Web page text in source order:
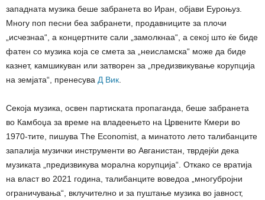
западната музика беше забранета во Иран, објави Еуроњуз.
Многу поп песни беа забранети, продавниците за плочи
„исчезнаа“, а концертните сали „замолкнаа“, а секој што ќе биде
фатен со музика која се смета за „неисламска“ може да биде
казнет, камшикуван или затворен за „предизвикување корупција
на земјата“, пренесува Д Вик
Секоја музика, освен партиската пропаганда, беше забранета
во Камбоџа за време на владеењето на Црвените Кмери во
1970-тите, пишува The Economist, а минатото лето талибанците
запалија музички инструменти во Авганистан, тврдејќи дека
музиката „предизвикува морална корупција“. Откако се вратија
на власт во 2021 година, талибанците воведоа „многубројни
ограничувања“, вклучително и за пуштање музика во јавност,